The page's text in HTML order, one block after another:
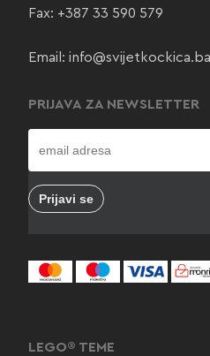
Fax: +387 33 590 579
Email: info@svijetkockica.ba
PRIJAVA ZA NEWSLETTER
LEGO® TEME